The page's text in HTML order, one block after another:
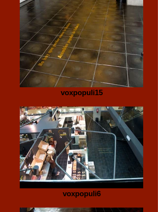
voxpopuli15
voxpopuli6